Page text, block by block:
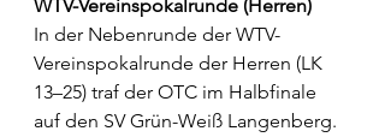
WTV-Vereinspokalrunde (Herren)
In der Nebenrunde der WTV-
Vereinspokalrunde der Herren (LK
13–25) traf der OTC im Halbfinale
auf den SV Grün-Weiß Langenberg.